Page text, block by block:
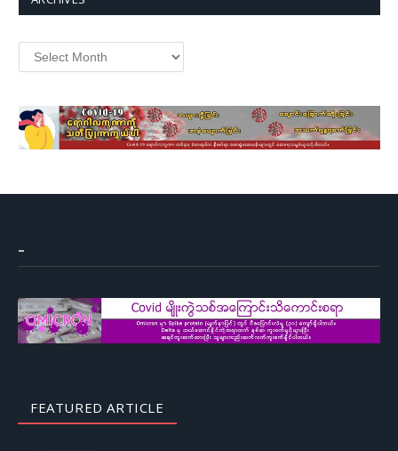
Archives
–
FEATURED ARTICLE